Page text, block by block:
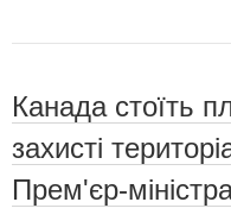
Канада стоїть
захисті
Прем'єр-